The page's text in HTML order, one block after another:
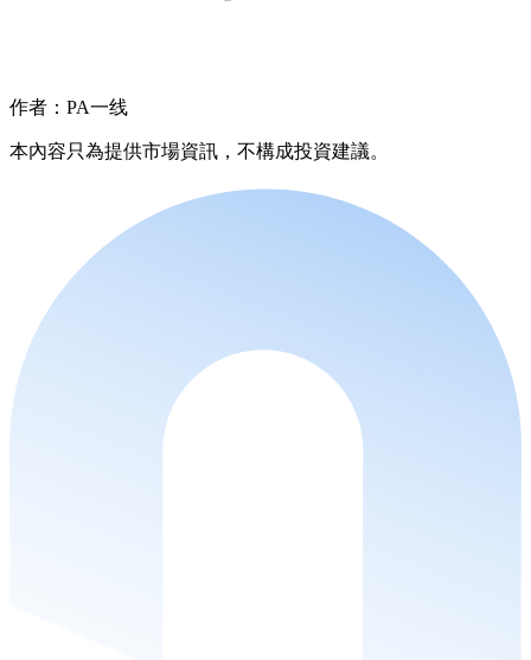
作者：PA一线
本內容只為提供市場資訊，不構成投資建議。